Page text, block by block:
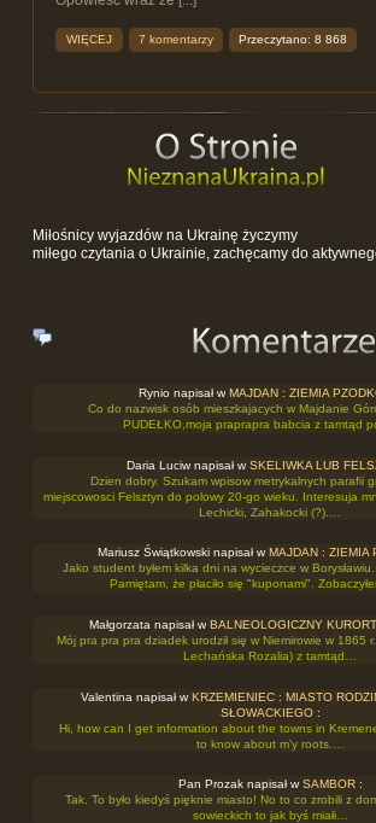
WIĘCEJ 7 komentarzy Przeczytano: 8 868
Miłośnicy wyjazdów na Ukrainę życzymy
miłego czytania o Ukrainie, zachęcamy do
Rynio napisał w MAJDAN : ZIEMIA
Co do nazwisk osób mieszkajacych w Majdanie
PUDEŁKO,moja praprapra babcia z tamtąd
Daria Luciw napisał w SKELIWKA LUB
Dzien dobry. Szukam wpisow metrykalnych parafii
miejscowosci Felsztyn do polowy 20-go wieku. Interesuja
Lechicki, Zahakocki (?).…
Mariusz Świątkowski napisał w MAJDAN : ZIEMIA
Jako student byłem kilka dni na wycieczce w
Pamiętam, że płaciło się "kuponami".
Małgorzata napisał w BALNEOLOGICZNY
Mój pra pra pra dziadek urodził się w Niemirowie w 1865
Lechańska Rozalia) z tamtąd…
Valentina napisał w KRZEMIENIEC : MIASTO
SŁOWACKIEGO:
Hi, how can I get information about the towns in
to know about m'y roots.…
Pan Prozak napisał w SAMBOR:
Tak. To było kiedyś pięknie miasto! No to co zrobili z
sowieckich to jak byś miałi…